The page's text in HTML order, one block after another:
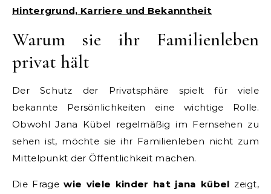
Hintergrund, Karriere und Bekanntheit
Warum sie ihr Familienleben
privat hält
Der Schutz der Privatsphäre spielt für viele
bekannte Persönlichkeiten eine wichtige Rolle.
Obwohl Jana Kübel regelmäßig im Fernsehen zu
sehen ist, möchte sie ihr Familienleben nicht zum
Mittelpunkt der Öffentlichkeit machen.
Die Fragewie viele kinder hat jana kübel zeigt,